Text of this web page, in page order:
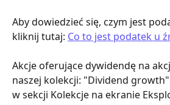
Aby dowiedzieć się, czym jest
kliknij tutaj: Co to jest podatek u
Akcje oferujące dywidendę na
naszej kolekcji: "Dividend
w sekcji Kolekcje na ekranie